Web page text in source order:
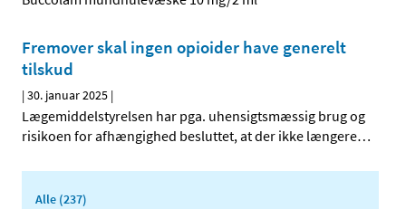
Fremover skal ingen opioider have generelt
tilskud
|30. januar 2025 |
Lægemiddelstyrelsen har pga. uhensigtsmæssig brug og
risikoen for afhængighed besluttet, at der ikke længere…
Alle (237)